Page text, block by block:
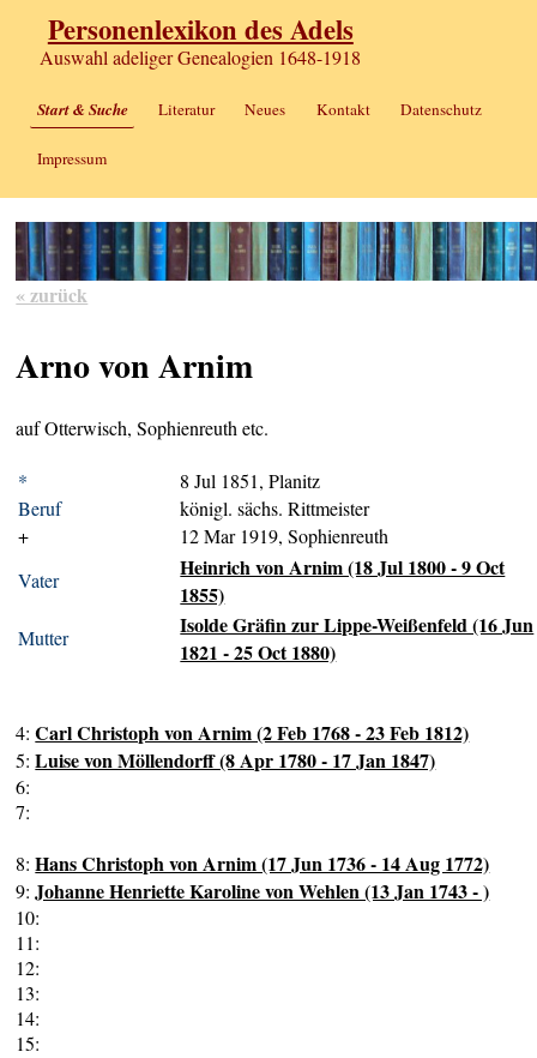
Personenlexikon des Adels
Auswahl adeliger Genealogien 1648-1918
Start & Suche Literatur Neues Kontakt Datenschutz
Impressum
« zurück
Arno von Arnim
auf Otterwisch, Sophienreuth etc.
*
8 Jul 1851, Planitz
Beruf
königl. sächs. Rittmeister
+
12 Mar 1919, Sophienreuth
Vater
Heinrich von Arnim (18 Jul 1800 - 9 Oct
1855)
Mutter
Isolde Gräfin zur Lippe-Weißenfeld (16 Jun
1821 - 25 Oct 1880)
4:Carl Christoph von Arnim (2 Feb 1768 - 23 Feb 1812)
5:Luise von Möllendorff (8 Apr 1780 - 17 Jan 1847)
6:
7:
8:Hans Christoph von Arnim (17 Jun 1736 - 14 Aug 1772)
9:Johanne Henriette Karoline von Wehlen (13 Jan 1743 - )
10:
11:
12:
13:
14:
15: